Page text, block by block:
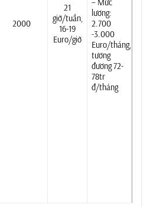
2000
21
giờ/tuần,
16-19
Euro/giờ
– Mức
lương:
2.700
-3.000
Euro/tháng,
tương
đương 72-
78tr
đ/tháng